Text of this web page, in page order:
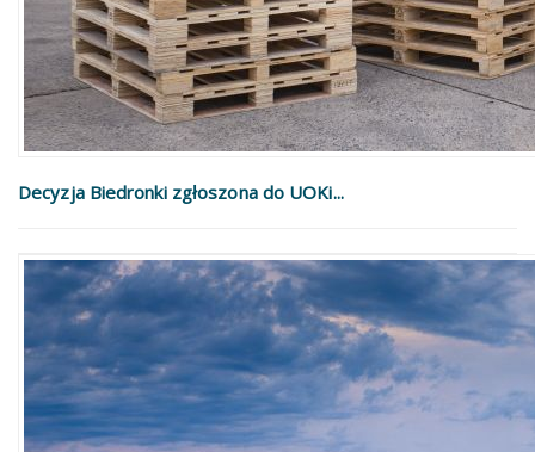
Decyzja Biedronki zgłoszona do UOKi...